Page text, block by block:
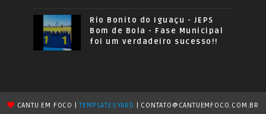
Rio Bonito do Iguaçu - JEPS
Bom de Bola - Fase Municipal
foi um verdadeiro sucesso!!
CANTU EM FOCO |TEMPLATESYARD | CONTATO@CANTUEMFOCO.COM.BR